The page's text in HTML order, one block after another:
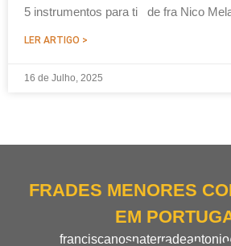
5 instrumentos para ti de fra Nico
LER ARTIGO >
16 de Julho, 2025
FRADES MENORES
EM